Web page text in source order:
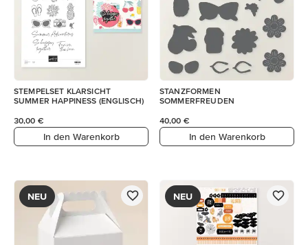
STEMPELSET KLARSICHT
SUMMER HAPPINESS (ENGLISCH)
30,00 €
In den Warenkorb
STANZFORMEN
SOMMERFREUDEN
40,00 €
In den Warenkorb
NEU NEU